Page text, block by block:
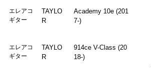
エレアコ
ギター
TAYLO
R
Academy 10e (201
7-)
エレアコ
ギター
TAYLO
R
914ce V-Class (20
18-)